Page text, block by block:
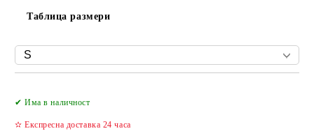
Таблица размери
✔ Има в наличност
✫ Експресна доставка 24 часа